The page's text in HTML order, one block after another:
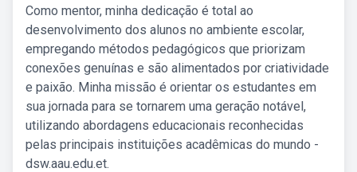
Como mentor, minha dedicação é total ao
desenvolvimento dos alunos no ambiente escolar,
empregando métodos pedagógicos que priorizam
conexões genuínas e são alimentados por criatividade
e paixão. Minha missão é orientar os estudantes em
sua jornada para se tornarem uma geração notável,
utilizando abordagens educacionais reconhecidas
pelas principais instituições acadêmicas do mundo -
dsw.aau.edu.et.